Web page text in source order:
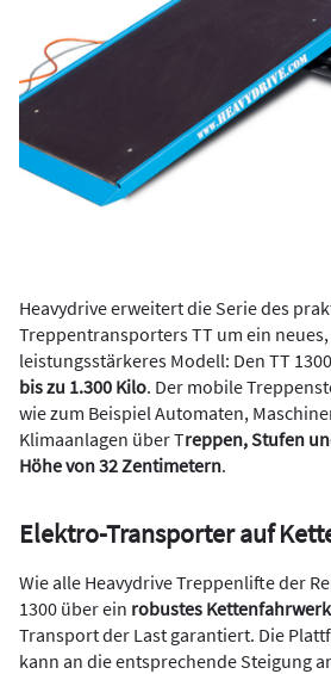
Heavydrive erweitert die Serie des
Treppentransporters TT um ein
leistungsstärkeres Modell: Den TT
bis zu 1.300 Kilo. Der mobile
wie zum Beispiel Automaten,
Klimaanlagen über Treppen, Stufen
Höhe von 32 Zentimetern.
Elektro-Transporter auf
Wie alle Heavydrive Treppenlifte der
1300 über ein robustes Kettenfahrwerk
Transport der Last garantiert. Die
kann an die entsprechende Steigung